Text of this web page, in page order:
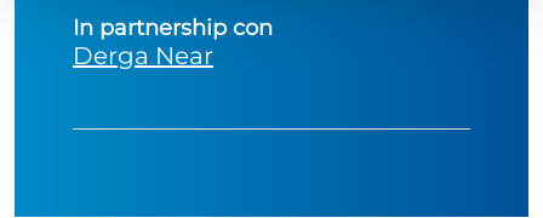
In partnership con
Derga Near